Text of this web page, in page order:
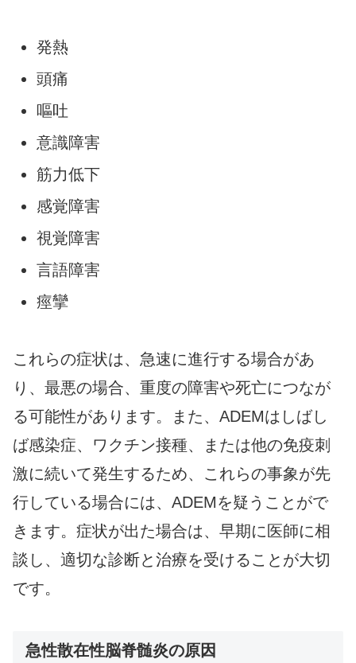
発熱
頭痛
嘔吐
意識障害
筋力低下
感覚障害
視覚障害
言語障害
痙攣
これらの症状は、急速に進行する場合があ
り、最悪の場合、重度の障害や死亡につなが
る可能性があります。また、ADEMはしばし
ば感染症、ワクチン接種、または他の免疫刺
激に続いて発生するため、これらの事象が先
行している場合には、ADEMを疑うことがで
きます。症状が出た場合は、早期に医師に相
談し、適切な診断と治療を受けることが大切
です。
急性散在性脳脊髄炎の原因